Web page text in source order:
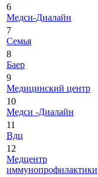
6
Медси-Диалайн
7
Семья
8
Баер
9
Медицинский центр
10
Медси -Диалайн
11
Вдц
12
Медцентр
иммунопрофилактики